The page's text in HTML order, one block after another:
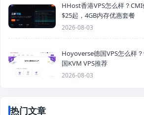
HHost香港VPS怎么样？
$25起，4GB内存优惠套餐
2026-08-03
Hoyoverse德国VPS怎么样
国KVM VPS推荐
2026-08-03
热门文章